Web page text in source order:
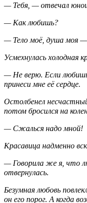
— Тебя, — отвечал
— Как любишь?
— Тело моё, душа моя —
Усмехнулась холодная
— Не верю. Если
принеси мне её сердце.
Остолбенел
потом бросился на
— Сжалься надо мной!
Красавица надменно
— Говорила же я, что
отвернулась.
Безумная любовь
он его порог. А когда